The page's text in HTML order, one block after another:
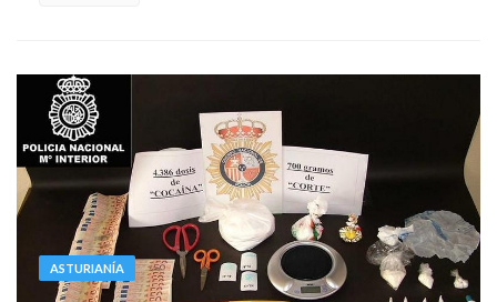
ASTURIANÍA